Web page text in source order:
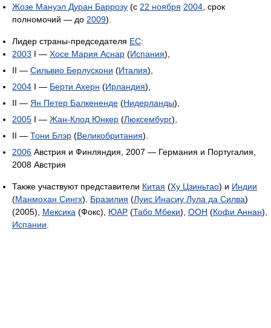
Жозе Мануэл Дуран Баррозу (с 22 ноября 2004, срок
полномочий — до 2009).
Лидер страны-председателя ЕС:
2003 I — Хосе Мария Аснар (Испания),
II — Сильвио Берлускони (Италия),
2004 I — Берти Ахерн (Ирландия),
II — Ян Петер Балкененде (Нидерланды),
2005 I — Жан-Клод Юнкер (Люксембург),
II — Тони Блэр (Великобритания).
2006 Австрия и Финляндия, 2007 — Германия и Португалия,
2008 Австрия
Также участвуют представители Китая (Ху Цзиньтао) и Индии
(Манмохан Сингх). Бразилия (Луис Инасиу Лула да Силва)
(2005), Мексика (Фокс), ЮАР (Табо Мбеки), ООН (Кофи Аннан),
Испании.